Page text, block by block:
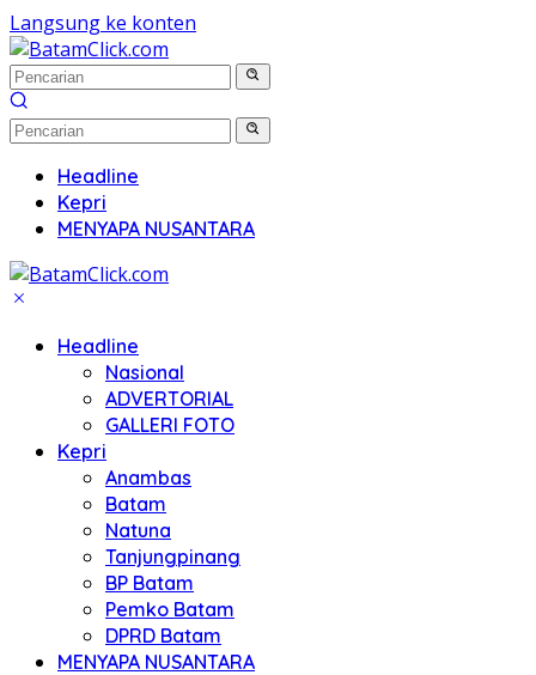
Langsung ke konten
Headline
Kepri
MENYAPA NUSANTARA
Headline
Nasional
ADVERTORIAL
GALLERI FOTO
Kepri
Anambas
Batam
Natuna
Tanjungpinang
BP Batam
Pemko Batam
DPRD Batam
MENYAPA NUSANTARA